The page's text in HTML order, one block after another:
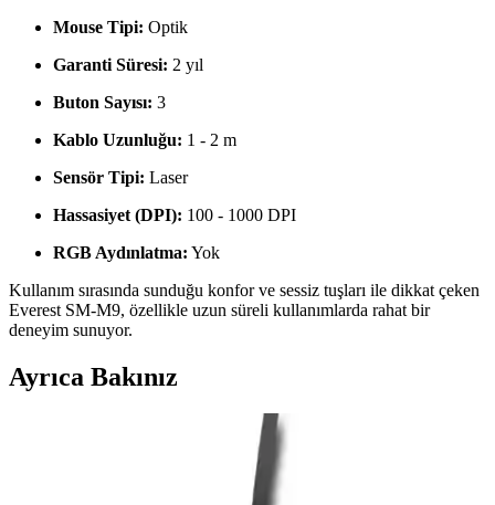
Mouse Tipi: Optik
Garanti Süresi: 2 yıl
Buton Sayısı: 3
Kablo Uzunluğu: 1 - 2 m
Sensör Tipi: Laser
Hassasiyet (DPI): 100 - 1000 DPI
RGB Aydınlatma: Yok
Kullanım sırasında sunduğu konfor ve sessiz tuşları ile dikkat çeken
Everest SM-M9, özellikle uzun süreli kullanımlarda rahat bir
deneyim sunuyor.
Ayrıca Bakınız
Attack Shark R1 Superlıght ve Rampage ZENITH
PRO 4K Kablosuz Oyuncu Fareleri Karşılaştırması